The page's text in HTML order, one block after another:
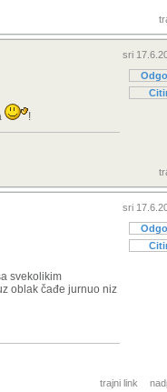
sri
!
sri
svekolikim
oblak čađe jurnuo niz
trajni link